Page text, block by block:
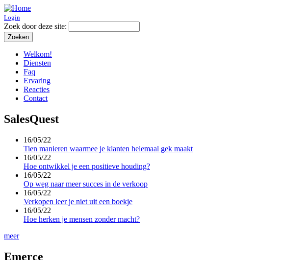
Login
Zoek door deze site:
Welkom!
Diensten
Faq
Ervaring
Reacties
Contact
SalesQuest
16/05/22
Tien manieren waarmee je klanten helemaal gek maakt
16/05/22
Hoe ontwikkel je een positieve houding?
16/05/22
Op weg naar meer succes in de verkoop
16/05/22
Verkopen leer je niet uit een boekje
16/05/22
Hoe herken je mensen zonder macht?
meer
Emerce